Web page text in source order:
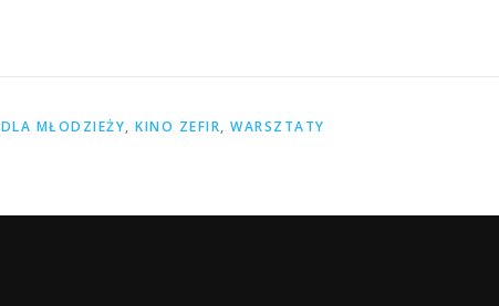
DLA MŁODZIEŻY, KINO ZEFIR, WARSZTATY